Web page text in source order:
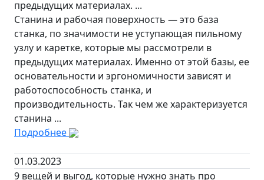
предыдущих материалах. ...
Станина и рабочая поверхность — это база
станка, по значимости не уступающая пильному
узлу и каретке, которые мы рассмотрели в
предыдущих материалах. Именно от этой базы, ее
основательности и эргономичности зависят и
работоспособность станка, и
производительность. Так чем же характеризуется
станина ...
Подробнее
01.03.2023
9 вещей и выгод, которые нужно знать про